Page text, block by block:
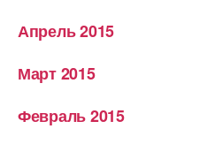
Апрель 2015
Март 2015
Февраль 2015